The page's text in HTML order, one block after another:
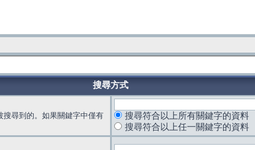
搜尋方式
搜尋到的。如果關鍵字中僅有
搜尋符合以上所有關鍵字的資料
搜尋符合以上任一關鍵字的資料